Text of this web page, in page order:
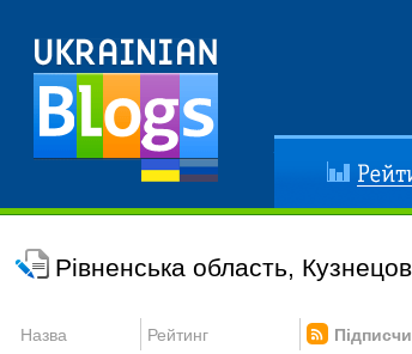
Рейтинг
Рівненська область,
Назва Рейтинг